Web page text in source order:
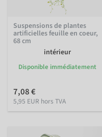
Suspensions de plantes
artificielles feuille en coeur,
68 cm
intérieur
Disponible immédiatement
7,08 €
5,95 EUR hors TVA